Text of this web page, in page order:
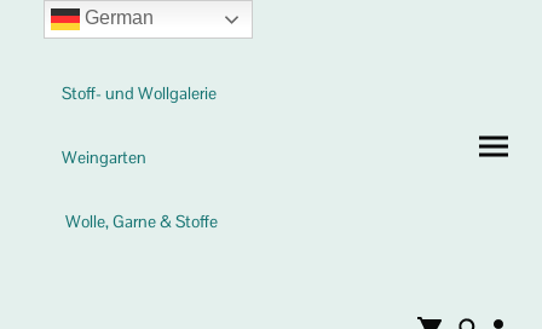
Stoff- und Wollgalerie
Weingarten
Wolle, Garne & Stoffe
German